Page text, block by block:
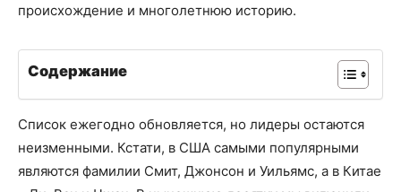
происхождение и многолетнюю историю.
Содержание
Список ежегодно обновляется, но лидеры остаются
неизменными. Кстати, в США самыми популярными
являются фамилии Смит, Джонсон и Уильямс, а в Китае